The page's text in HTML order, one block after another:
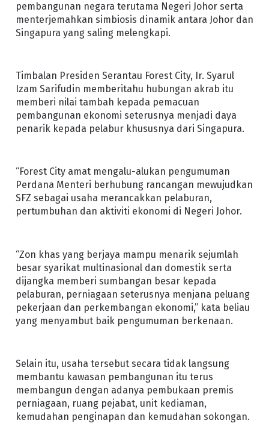
pembangunan negara terutama Negeri Johor serta
menterjemahkan simbiosis dinamik antara Johor dan
Singapura yang saling melengkapi.
Timbalan Presiden Serantau Forest City, Ir. Syarul
Izam Sarifudin memberitahu hubungan akrab itu
memberi nilai tambah kepada pemacuan
pembangunan ekonomi seterusnya menjadi daya
penarik kepada pelabur khususnya dari Singapura.
“Forest City amat mengalu-alukan pengumuman
Perdana Menteri berhubung rancangan mewujudkan
SFZ sebagai usaha merancakkan pelaburan,
pertumbuhan dan aktiviti ekonomi di Negeri Johor.
“Zon khas yang berjaya mampu menarik sejumlah
besar syarikat multinasional dan domestik serta
dijangka memberi sumbangan besar kepada
pelaburan, perniagaan seterusnya menjana peluang
pekerjaan dan perkembangan ekonomi,” kata beliau
yang menyambut baik pengumuman berkenaan.
Selain itu, usaha tersebut secara tidak langsung
membantu kawasan pembangunan itu terus
membangun dengan adanya pembukaan premis
perniagaan, ruang pejabat, unit kediaman,
kemudahan penginapan dan kemudahan sokongan.